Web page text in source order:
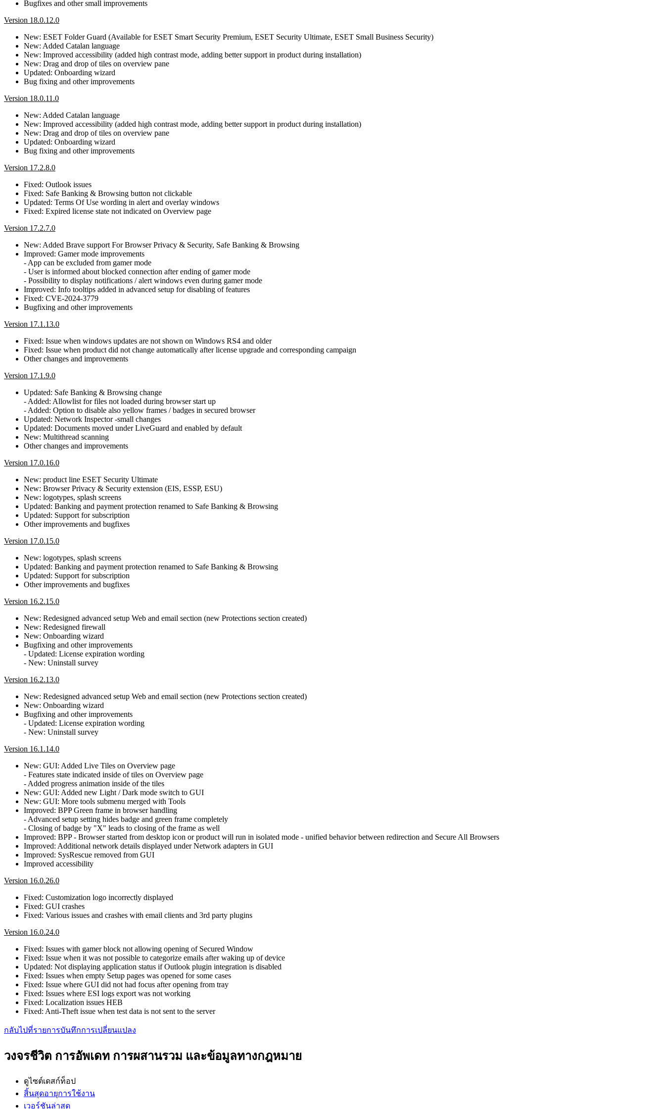
Bugfixes and other small improvements
Version 18.0.12.0
New: ESET Folder Guard (Available for ESET Smart Security Premium, ESET Security Ultimate, ESET Small Business Security)
New: Added Catalan language
New: Improved accessibility (added high contrast mode, adding better support in product during installation)
New: Drag and drop of tiles on overview pane
Updated: Onboarding wizard
Bug fixing and other improvements
Version 18.0.11.0
New: Added Catalan language
New: Improved accessibility (added high contrast mode, adding better support in product during installation)
New: Drag and drop of tiles on overview pane
Updated: Onboarding wizard
Bug fixing and other improvements
Version 17.2.8.0
Fixed: Outlook issues
Fixed: Safe Banking & Browsing button not clickable
Updated: Terms Of Use wording in alert and overlay windows
Fixed: Expired license state not indicated on Overview page
Version 17.2.7.0
New: Added Brave support For Browser Privacy & Security, Safe Banking & Browsing
Improved: Gamer mode improvements
- App can be excluded from gamer mode
- User is informed about blocked connection after ending of gamer mode
- Possibility to display notifications / alert windows even during gamer mode
Improved: Info tooltips added in advanced setup for disabling of features
Fixed: CVE-2024-3779
Bugfixing and other improvements
Version 17.1.13.0
Fixed: Issue when windows updates are not shown on Windows RS4 and older
Fixed: Issue when product did not change automatically after license upgrade and corresponding campaign
Other changes and improvements
Version 17.1.9.0
Updated: Safe Banking & Browsing change
- Added: Allowlist for files not loaded during browser start up
- Added: Option to disable also yellow frames / badges in secured browser
Updated: Network Inspector -small changes
Updated: Documents moved under LiveGuard and enabled by default
New: Multithread scanning
Other changes and improvements
Version 17.0.16.0
New: product line ESET Security Ultimate
New: Browser Privacy & Security extension (EIS, ESSP, ESU)
New: logotypes, splash screens
Updated: Banking and payment protection renamed to Safe Banking & Browsing
Updated: Support for subscription
Other improvements and bugfixes
Version 17.0.15.0
New: logotypes, splash screens
Updated: Banking and payment protection renamed to Safe Banking & Browsing
Updated: Support for subscription
Other improvements and bugfixes
Version 16.2.15.0
New: Redesigned advanced setup Web and email section (new Protections section created)
New: Redesigned firewall
New: Onboarding wizard
Bugfixing and other improvements
- Updated: License expiration wording
- New: Uninstall survey
Version 16.2.13.0
New: Redesigned advanced setup Web and email section (new Protections section created)
New: Onboarding wizard
Bugfixing and other improvements
- Updated: License expiration wording
- New: Uninstall survey
Version 16.1.14.0
New: GUI: Added Live Tiles on Overview page
- Features state indicated inside of tiles on Overview page
- Added progress animation inside of the tiles
New: GUI: Added new Light / Dark mode switch to GUI
New: GUI: More tools submenu merged with Tools
Improved: BPP Green frame in browser handling
- Advanced setup setting hides badge and green frame completely
- Closing of badge by "X" leads to closing of the frame as well
Improved: BPP - Browser started from desktop icon or product will run in isolated mode - unified behavior between redirection and Secure All Browsers
Improved: Additional network details displayed under Network adapters in GUI
Improved: SysRescue removed from GUI
Improved accessibility
Version 16.0.26.0
Fixed: Customization logo incorrectly displayed
Fixed: GUI crashes
Fixed: Various issues and crashes with email clients and 3rd party plugins
Version 16.0.24.0
Fixed: Issues with gamer block not allowing opening of Secured Window
Fixed: Issue when it was not possible to categorize emails after waking up of device
Updated: Not displaying application status if Outlook plugin integration is disabled
Fixed: Issues when empty Setup pages was opened for some cases
Fixed: Issue where GUI did not had focus after opening from tray
Fixed: Issues where ESI logs export was not working
Fixed: Localization issues HEB
Fixed: Anti-Theft issue when test data is not sent to the server
กลับไปที่รายการบันทึกการเปลี่ยนแปลง
วงจรชีวิต การอัพเดท การผสานรวม และข้อมูลทางกฎหมาย
ดูไซต์เดสก์ท็อป
สิ้นสุดอายุการใช้งาน
เวอร์ชันล่าสุด